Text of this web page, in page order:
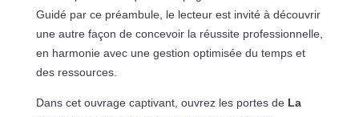
Guidé par ce préambule, le lecteur est invité à découvrir
une autre façon de concevoir la réussite professionnelle,
en harmonie avec une gestion optimisée du temps et
des ressources.
Dans cet ouvrage captivant, ouvrez les portes de La